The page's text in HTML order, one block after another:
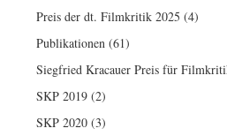
Preis der dt. Filmkritik 2025 (4)
Publikationen (61)
Siegfried Kracauer Preis für
SKP 2019 (2)
SKP 2020 (3)